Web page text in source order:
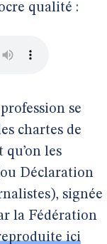
qualité :
se
chartes de
les
Déclaration
signée
la Fédération
ici